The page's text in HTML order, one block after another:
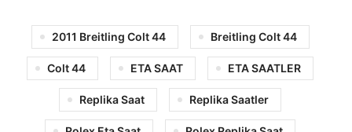
2011 Breitling Colt 44 Breitling Colt 44
Colt 44 ETA SAAT ETA SAATLER
Replika Saat Replika Saatler